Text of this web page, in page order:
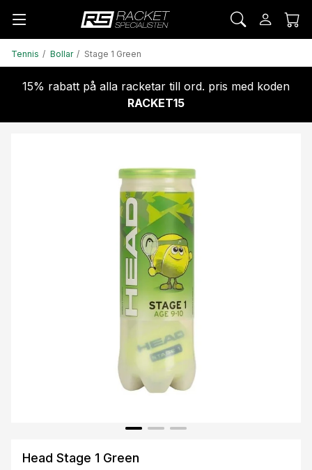
Tennis Bollar Stage 1 Green
15% rabatt på alla racketar till ord. pris med koden
RACKET15
Head Stage 1 Green